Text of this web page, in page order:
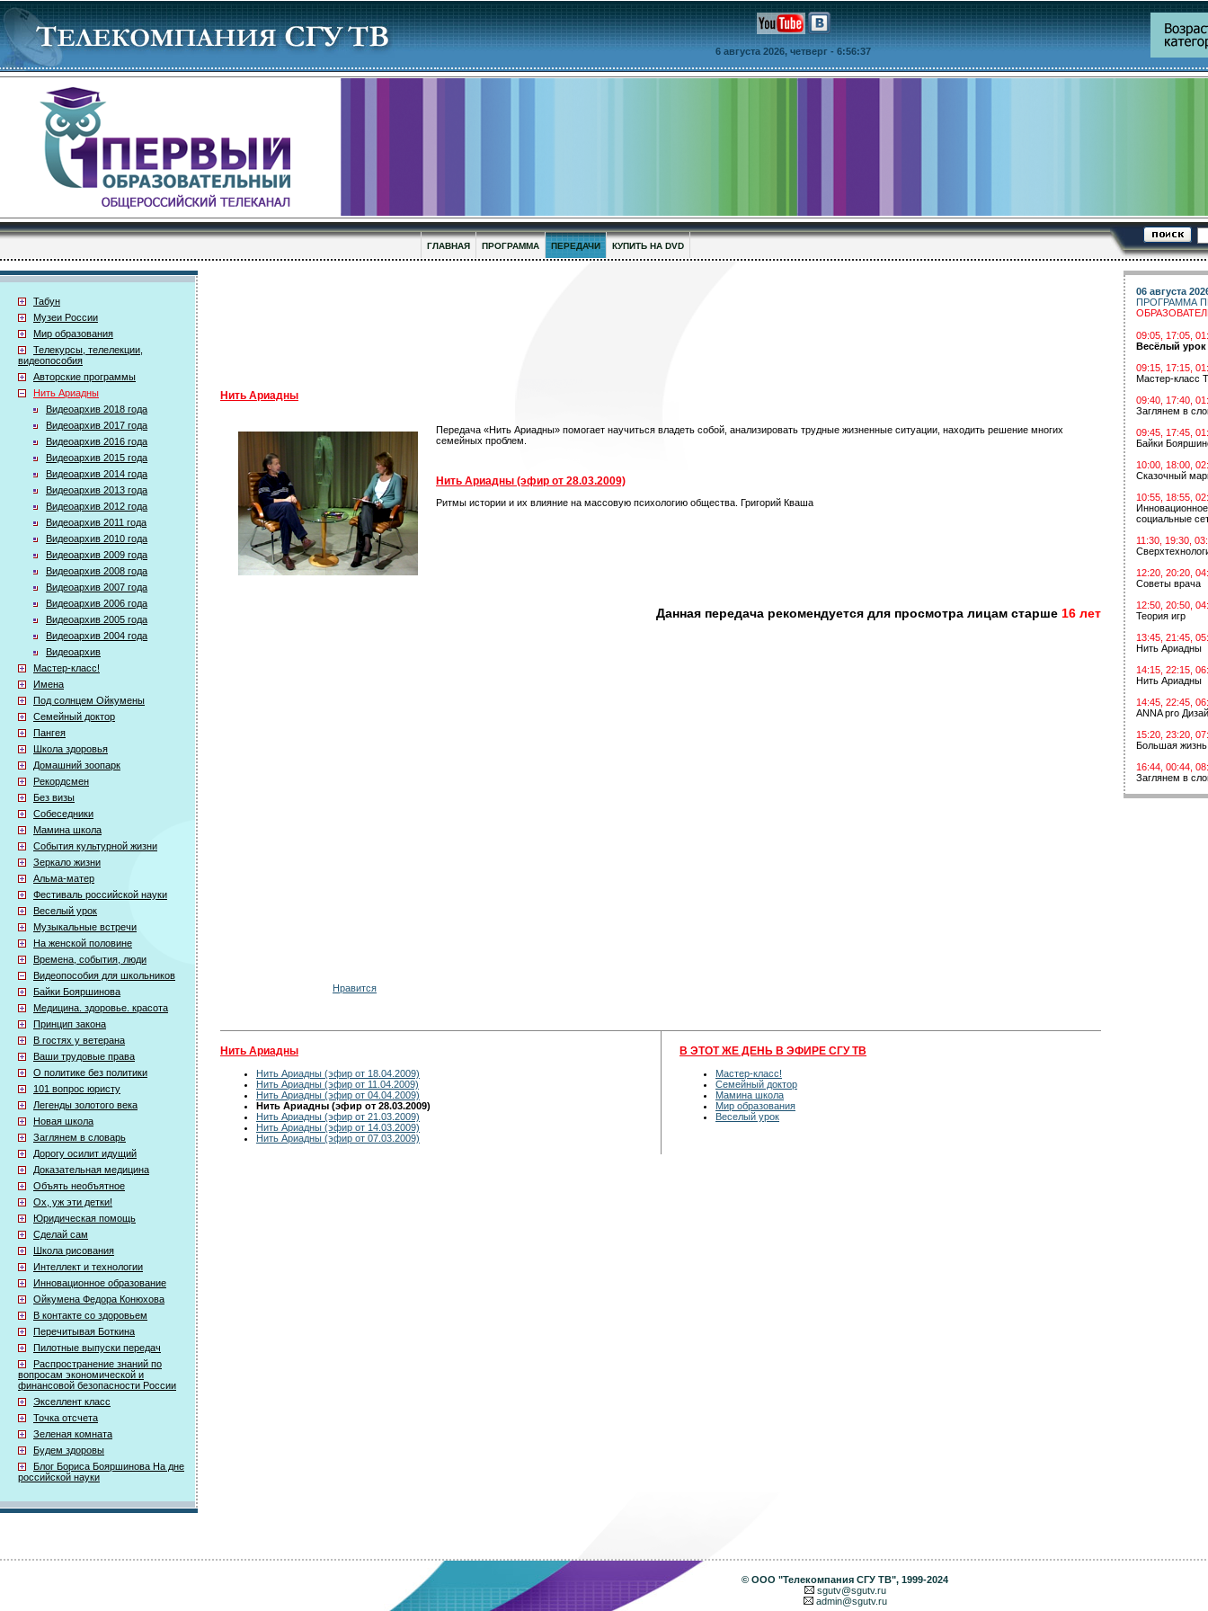
6 августа 2026, четверг - 6:56:37
ГЛАВНАЯ ПРОГРАММА ПЕРЕДАЧИ КУПИТЬ НА DVD
Табун
Музеи России
Мир образования
Телекурсы, телелекции,
видеопособия
Авторские программы
Нить Ариадны
Видеоархив 2018 года
Видеоархив 2017 года
Видеоархив 2016 года
Видеоархив 2015 года
Видеоархив 2014 года
Видеоархив 2013 года
Видеоархив 2012 года
Видеоархив 2011 года
Видеоархив 2010 года
Видеоархив 2009 года
Видеоархив 2008 года
Видеоархив 2007 года
Видеоархив 2006 года
Видеоархив 2005 года
Видеоархив 2004 года
Видеоархив
Мастер-класс!
Имена
Под солнцем Ойкумены
Семейный доктор
Пангея
Школа здоровья
Домашний зоопарк
Рекордсмен
Без визы
Собеседники
Мамина школа
События культурной жизни
Зеркало жизни
Альма-матер
Фестиваль российской науки
Веселый урок
Музыкальные встречи
На женской половине
Времена, события, люди
Видеопособия для школьников
Байки Бояршинова
Медицина. здоровье. красота
Принцип закона
В гостях у ветерана
Ваши трудовые права
О политике без политики
101 вопрос юристу
Легенды золотого века
Новая школа
Заглянем в словарь
Дорогу осилит идущий
Доказательная медицина
Объять необъятное
Ох, уж эти детки!
Юридическая помощь
Сделай сам
Школа рисования
Интеллект и технологии
Инновационное образование
Ойкумена Федора Конюхова
В контакте со здоровьем
Перечитывая Боткина
Пилотные выпуски передач
Распространение знаний по
вопросам экономической и
финансовой безопасности России
Экселлент класс
Точка отсчета
Зеленая комната
Будем здоровы
Блог Бориса Бояршинова На дне
российской науки
Нить Ариадны
Передача «Нить Ариадны» помогает научиться владеть собой, анализировать трудные жизненные ситуации, находить решение многих
семейных проблем.
Нить Ариадны (эфир от 28.03.2009)
Ритмы истории и их влияние на массовую психологию общества. Григорий Кваша
Данная передача рекомендуется для просмотра лицам старше 16 лет
Нравится
Нить Ариадны
Нить Ариадны (эфир от 18.04.2009)
Нить Ариадны (эфир от 11.04.2009)
Нить Ариадны (эфир от 04.04.2009)
Нить Ариадны (эфир от 28.03.2009)
Нить Ариадны (эфир от 21.03.2009)
Нить Ариадны (эфир от 14.03.2009)
Нить Ариадны (эфир от 07.03.2009)
В ЭТОТ ЖЕ ДЕНЬ В ЭФИРЕ СГУ ТВ
Мастер-класс!
Семейный доктор
Мамина школа
Мир образования
Веселый урок
06 августа
ПРОГРАММА
09:05, 17:05,
Весёлый урок
09:15, 17:15,
Мастер-класс
09:40, 17:40,
Заглянем в
09:45, 17:45,
Байки
10:00, 18:00,
Сказочный
10:55, 18:55,
социальные
11:30, 19:30,
12:20, 20:20,
Советы врача
12:50, 20:50,
Теория игр
13:45, 21:45,
Нить Ариадны
14:15, 22:15,
Нить Ариадны
14:45, 22:45,
ANNA pro
15:20, 23:20,
Большая жизнь
16:44, 00:44,
Заглянем в
© ООО "Телекомпания СГУ ТВ", 1999-2024
sgutv@sgutv.ru
admin@sgutv.ru